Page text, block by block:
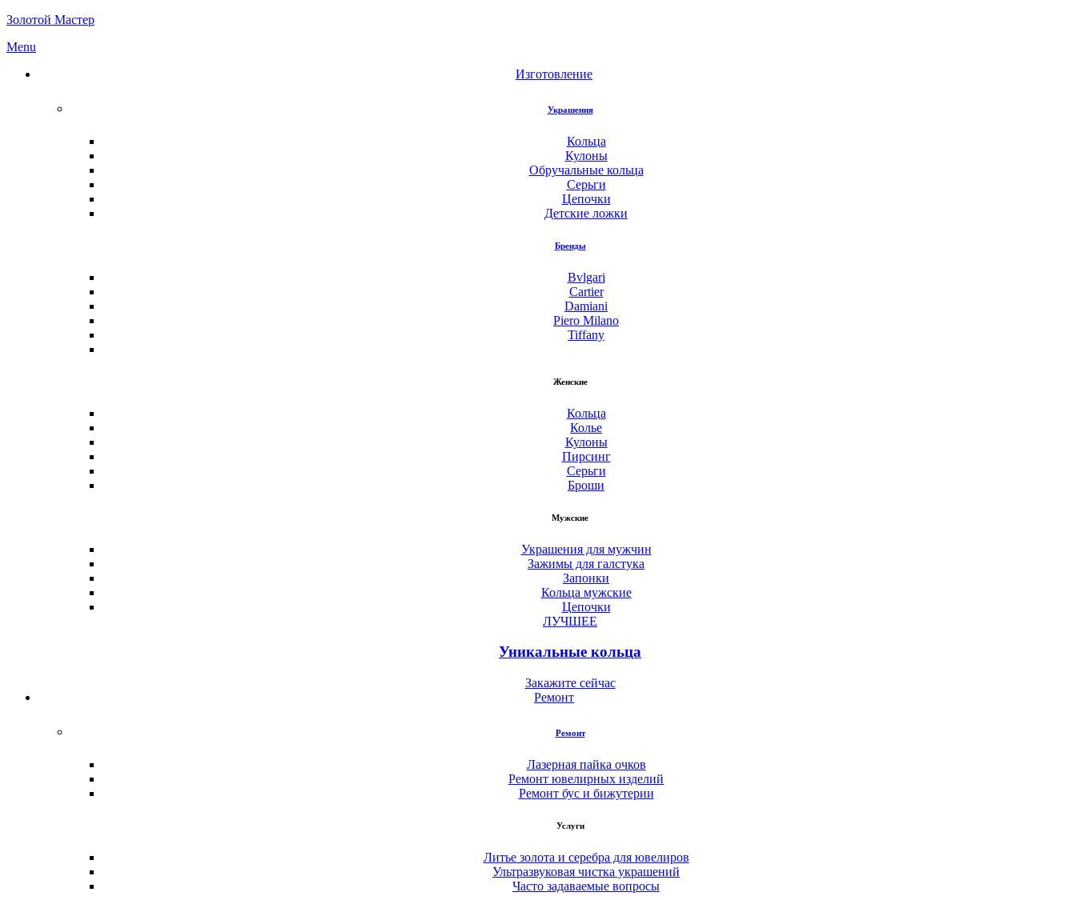
Золотой Мастер
Menu
Изготовление
Украшения
Кольца
Кулоны
Обручальные кольца
Серьги
Цепочки
Детские ложки
Бренды
Bvlgari
Cartier
Damiani
Piero Milano
Tiffany
Женские
Кольца
Колье
Кулоны
Пирсинг
Серьги
Броши
Мужские
Украшения для мужчин
Зажимы для галстука
Запонки
Кольца мужские
Цепочки
ЛУЧШЕЕ
Уникальные кольца
Закажите сейчас
Ремонт
Ремонт
Лазерная пайка очков
Ремонт ювелирных изделий
Ремонт бус и бижутерии
Услуги
Литье золота и серебра для ювелиров
Ультразвуковая чистка украшений
Часто задаваемые вопросы